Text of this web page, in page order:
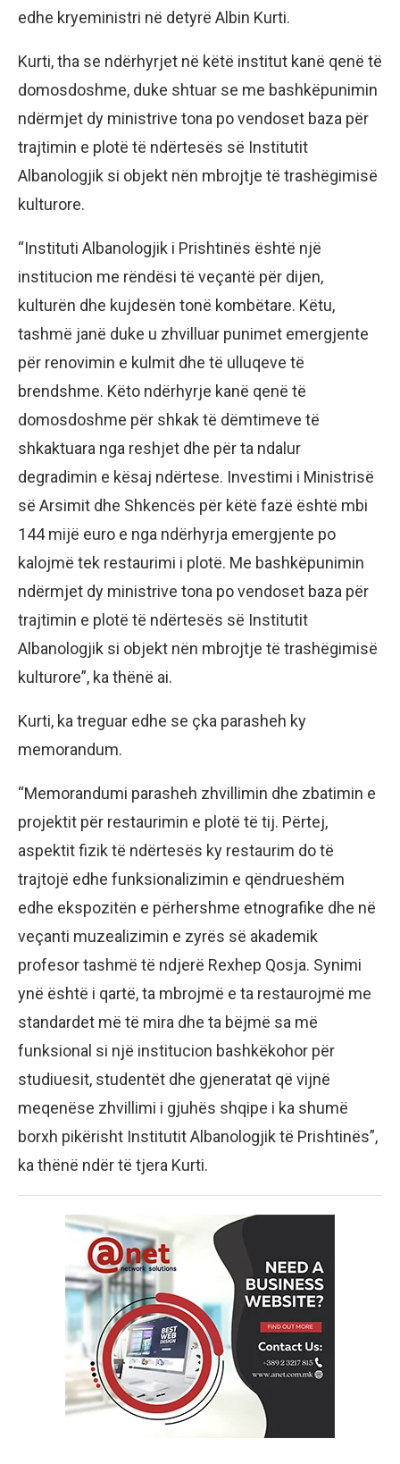
edhe kryeministri në detyrë Albin Kurti.
Kurti, tha se ndërhyrjet në këtë institut kanë qenë të
domosdoshme, duke shtuar se me bashkëpunimin
ndërmjet dy ministrive tona po vendoset baza për
trajtimin e plotë të ndërtesës së Institutit
Albanologjik si objekt nën mbrojtje të trashëgimisë
kulturore.
“Instituti Albanologjik i Prishtinës është një
institucion me rëndësi të veçantë për dijen,
kulturën dhe kujdesën tonë kombëtare. Këtu,
tashmë janë duke u zhvilluar punimet emergjente
për renovimin e kulmit dhe të ulluqeve të
brendshme. Këto ndërhyrje kanë qenë të
domosdoshme për shkak të dëmtimeve të
shkaktuara nga reshjet dhe për ta ndalur
degradimin e kësaj ndërtese. Investimi i Ministrisë
së Arsimit dhe Shkencës për këtë fazë është mbi
144 mijë euro e nga ndërhyrja emergjente po
kalojmë tek restaurimi i plotë. Me bashkëpunimin
ndërmjet dy ministrive tona po vendoset baza për
trajtimin e plotë të ndërtesës së Institutit
Albanologjik si objekt nën mbrojtje të trashëgimisë
kulturore”, ka thënë ai.
Kurti, ka treguar edhe se çka parasheh ky
memorandum.
“Memorandumi parasheh zhvillimin dhe zbatimin e
projektit për restaurimin e plotë të tij. Përtej,
aspektit fizik të ndërtesës ky restaurim do të
trajtojë edhe funksionalizimin e qëndrueshëm
edhe ekspozitën e përhershme etnografike dhe në
veçanti muzealizimin e zyrës së akademik
profesor tashmë të ndjerë Rexhep Qosja. Synimi
ynë është i qartë, ta mbrojmë e ta restaurojmë me
standardet më të mira dhe ta bëjmë sa më
funksional si një institucion bashkëkohor për
studiuesit, studentët dhe gjeneratat që vijnë
meqenëse zhvillimi i gjuhës shqipe i ka shumë
borxh pikërisht Institutit Albanologjik të Prishtinës”,
ka thënë ndër të tjera Kurti.